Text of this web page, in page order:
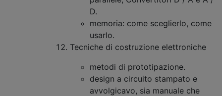
D.
memoria: come sceglierlo, come
usarlo.
Tecniche di costruzione elettroniche
metodi di prototipazione.
design a circuito stampato e
avvolgicavo, sia manuale che